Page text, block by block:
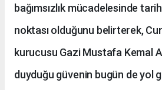
bağımsızlık mücadelesinde
noktası olduğunu belirterek,
kurucusu Gazi Mustafa Kemal
duyduğu güvenin bugün de yol